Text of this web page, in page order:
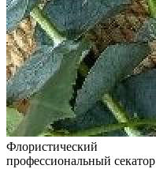
Флористический
профессиональный секатор